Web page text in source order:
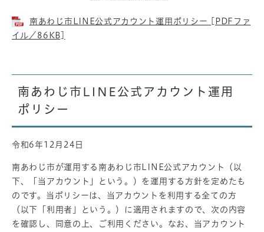
南あわじ市LINE公式アカウント運用ポリシー [PDFファ
イル／86KB]
南あわじ市LINE公式アカウント運用
ポリシー
令和6年12月24日
南あわじ市が運用する南あわじ市LINE公式アカウント（以
下、「当アカウント」という。）を運用する方針を定めたも
のです。当ポリシーは、当アカウントを利用する全ての方
（以下「利用者」という。）に適用されますので、次の内容
を確認し、同意の上、ご利用ください。なお、当アカウント